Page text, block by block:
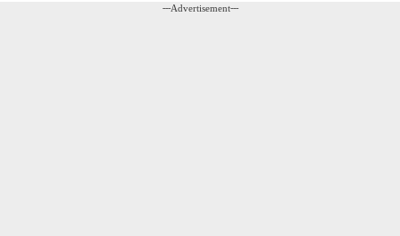
---Advertisement---